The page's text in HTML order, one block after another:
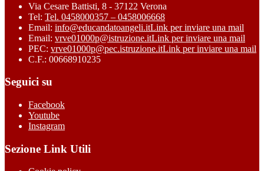
Via Cesare Battisti, 8 - 37122 Verona
Tel: Tel. 0458000357 – 0458006668
Email: info@educandatoangeli.itLink per inviare una mail
Email: vrve01000p@istruzione.itLink per inviare una mail
PEC: vrve01000p@pec.istruzione.itLink per inviare una mail
C.F.: 00668910235
Seguici su
Facebook
Youtube
Instagram
Sezione Link Utili